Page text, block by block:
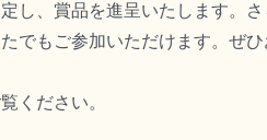
し、賞品を進呈いたします。
でもご参加いただけます。ぜひ
ください。